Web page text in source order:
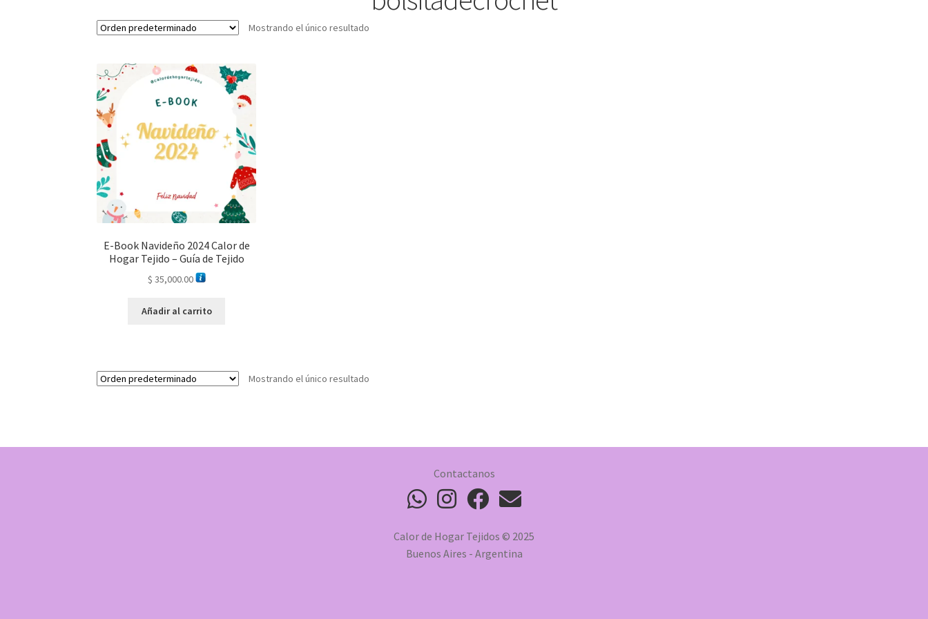
Mostrando el único resultado
E-Book Navideño 2024 Calor de
Hogar Tejido – Guía de Tejido
$ 35,000.00
Añadir al carrito
Mostrando el único resultado
Contactanos
Calor de Hogar Tejidos © 2025
Buenos Aires - Argentina